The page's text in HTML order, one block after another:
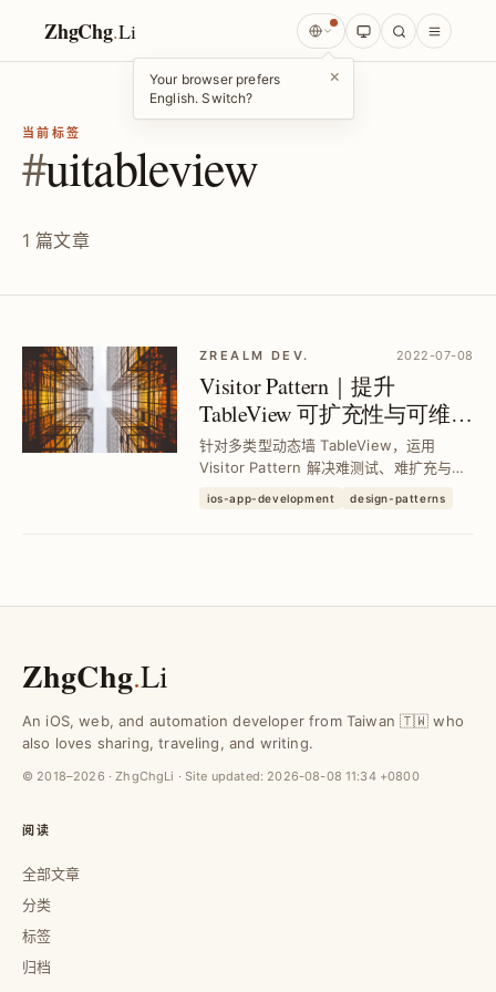
ZhgChg.Li
Your browser prefers
English. Switch?
×
当前标签
#uitableview
1 篇文章
ZREALM DEV. 2022-07-08
Visitor Pattern｜提升
TableView 可扩充性与可维护
性设计范例
针对多类型动态墙 TableView，运用
Visitor Pattern 解决难测试、难扩充与难
资料来源与操作器，提升程式码品质与维
ios-app-development design-patterns
ZhgChg.Li
An iOS, web, and automation developer from Taiwan 🇹🇼 who
also loves sharing, traveling, and writing.
© 2018–2026 · ZhgChgLi · Site updated: 2026-08-08 11:34 +0800
阅读
全部文章
分类
标签
归档